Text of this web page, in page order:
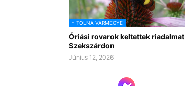
- TOLNA VÁRMEGYE
Óriási rovarok keltettek riadalmat
Szekszárdon
Június 12, 2026